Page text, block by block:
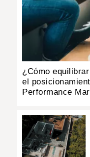
¿Cómo
el
Performance